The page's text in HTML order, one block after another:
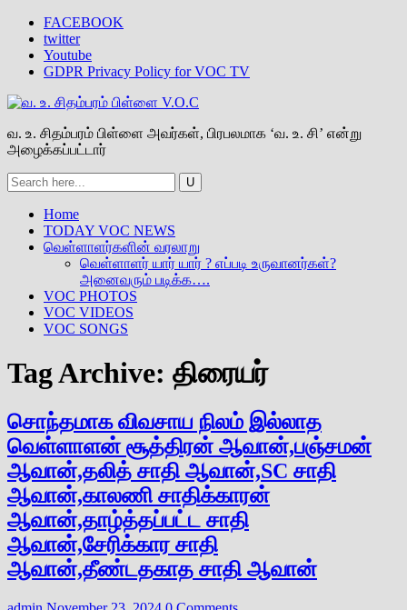
FACEBOOK
twitter
Youtube
GDPR Privacy Policy for VOC TV
வ. உ. சிதம்பரம் பிள்ளை அவர்கள், பிரபலமாக ‘வ. உ. சி’ என்று
அழைக்கப்பட்டார்
Home
TODAY VOC NEWS
வெள்ளாளர்களின் வரலாறு
வெள்ளாளர் யார் யார் ? எப்படி உருவானர்கள்?
அனைவரும் படிக்க….
VOC PHOTOS
VOC VIDEOS
VOC SONGS
Tag Archive: திரையர்
சொந்தமாக விவசாய நிலம் இல்லாத
வெள்ளாளன் சூத்திரன் ஆவான்,பஞ்சமன்
ஆவான்,தலித் சாதி ஆவான்,SC சாதி
ஆவான்,காலணி சாதிக்காரன்
ஆவான்,தாழ்த்தப்பட்ட சாதி
ஆவான்,சேரிக்கார சாதி
ஆவான்,தீண்டதகாத சாதி ஆவான்